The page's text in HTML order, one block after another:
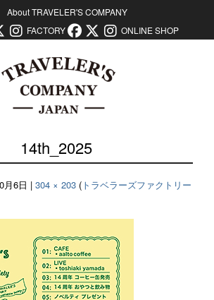
About TRAVELER'S COMPANY
FACTORY ONLINE SHOP
14th_2025
月6日 | 304 × 203 ( トラベラーズファクトリー